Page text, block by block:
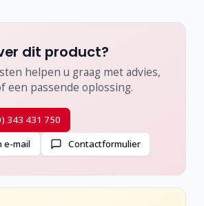
ringleidingdriver verbetert
verstaanbaarheid voor zowel
bezoeker, zelfs in rumoerige
zonder ruis of
systeem maakt gebruik van
natuurlijk en gelijktijdig
dit product?
helpen u graag met advies,
een passende oplossing.
343 431 750
e-mail
Contactformulier